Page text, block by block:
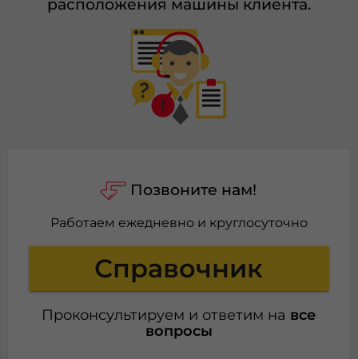
расположения машины клиента.
Позвоните нам!
Работаем ежедневно и круглосуточно
Справочник
Проконсультируем и ответим на все
вопросы